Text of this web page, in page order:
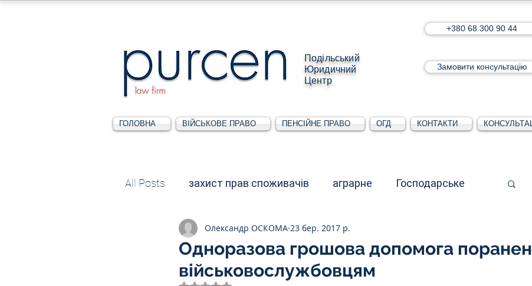
Подільський
Юридичний
Центр
+380 68 300 90 44
Замовити консультацію
ГОЛОВНА ВІЙСЬКОВЕ ПРАВО ПЕНСІЙНЕ ПРАВО ОГД КОНТАКТИ
All Posts захист прав споживачів аграрне Господарське
Податкове Адміністративне Для юридичних осіб
Трудове Земельне Інтелектуальна власність
Одноразова грошова допомога
військовослужбовцям
Олександр ОСКОМА 23 бер. 2017 р.